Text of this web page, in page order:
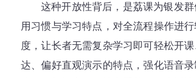
这种开放性背后，是荔课为银发
用习惯与学习特点，对全流程操作进
度，让长者无需复杂学习即可轻松开
达、偏好直观演示的特点，强化语音